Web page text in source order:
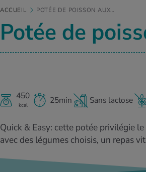
ACCUEIL POTÉE DE POISSON AUX…
Potée de
450
kcal 25min Sans lactose
Quick & Easy: cette potée privilégie
avec des légumes choisis, un repas